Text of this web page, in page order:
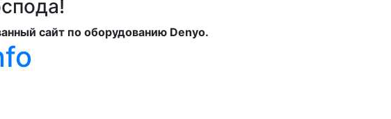
сайт по оборудованию Denyo.